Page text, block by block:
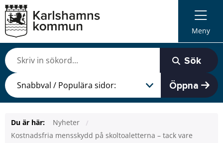
Meny
Sök
Öppna
Du är här:
Nyheter
Kostnadsfria mensskydd på skoltoaletterna – tack vare